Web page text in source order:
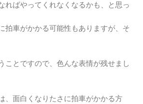
ればやってくれなくなるかも、と思っ
拍車がかかる可能性もありますが、そ
ことですので、色んな表情が残せまし
、面白くなりたさに拍車がかかる方